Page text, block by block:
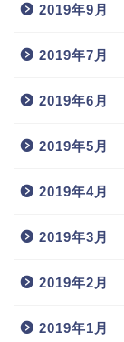
2019年9月
2019年7月
2019年6月
2019年5月
2019年4月
2019年3月
2019年2月
2019年1月